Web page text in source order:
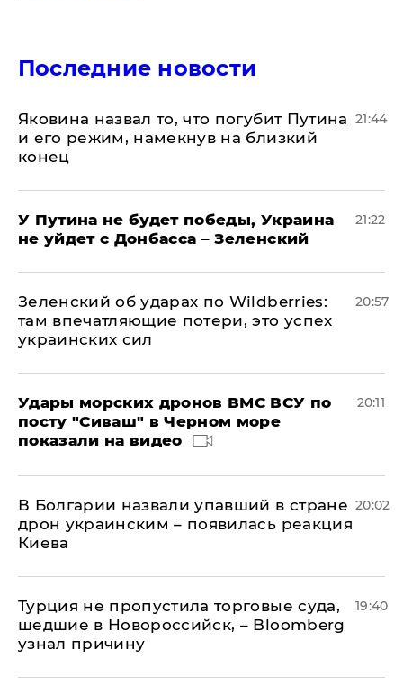
Последние новости
Яковина назвал то, что погубит Путина
и его режим, намекнув на близкий
конец
21:44
У Путина не будет победы, Украина
не уйдет с Донбасса – Зеленский
21:22
Зеленский об ударах по Wildberries:
там впечатляющие потери, это успех
украинских сил
20:57
Удары морских дронов ВМС ВСУ по
посту "Сиваш" в Черном море
показали на видео
20:11
В Болгарии назвали упавший в стране
дрон украинским – появилась реакция
Киева
20:02
Турция не пропустила торговые суда,
шедшие в Новороссийск, – Bloomberg
узнал причину
19:40